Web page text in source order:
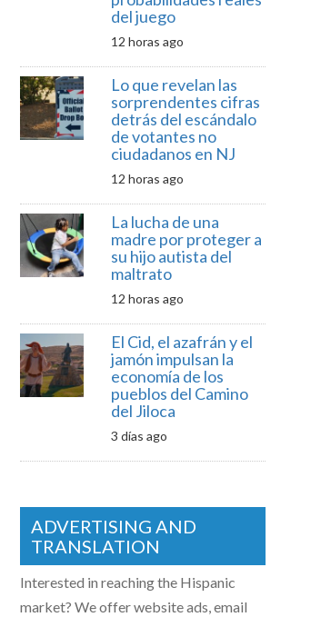
del juego
12 horas ago
Lo que revelan las
sorprendentes cifras
detrás del escándalo
de votantes no
ciudadanos en NJ
12 horas ago
La lucha de una
madre por proteger a
su hijo autista del
maltrato
12 horas ago
El Cid, el azafrán y el
jamón impulsan la
economía de los
pueblos del Camino
del Jiloca
3 días ago
ADVERTISING AND
TRANSLATION
Interested in reaching the Hispanic
market? We offer website ads, email